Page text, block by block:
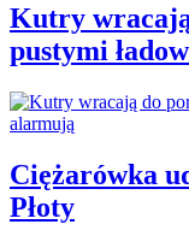
Kutry
pustymi
Ciężarówka
Płoty